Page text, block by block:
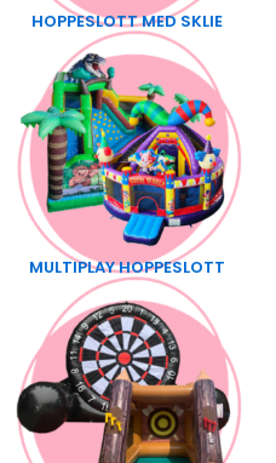
HOPPESLOTT MED SKLIE
MULTIPLAY HOPPESLOTT